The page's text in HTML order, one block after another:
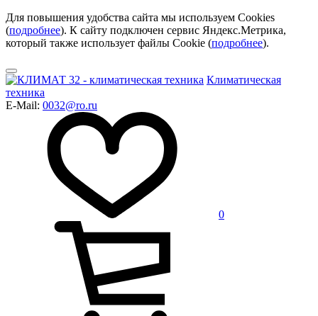
Для повышения удобства сайта мы используем Cookies
(подробнее). К сайту подключен сервис Яндекс.Метрика,
который также использует файлы Cookie (подробнее).
Климатическая
техника
E-Mail: 0032@ro.ru
0